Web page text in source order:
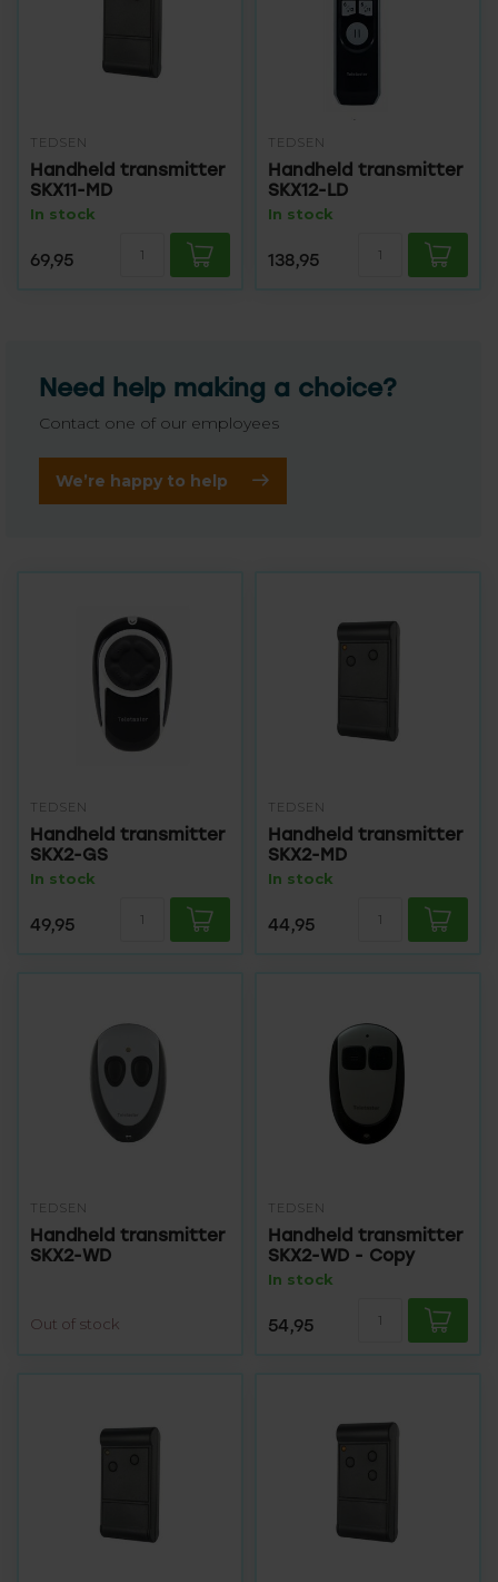
TEDSEN
Handheld transmitter
SKX11-MD
In stock
69,95
TEDSEN
Handheld transmitter
SKX12-LD
In stock
138,95
Need help making a choice?
Contact one of our employees
We’re happy to help
TEDSEN
Handheld transmitter
SKX2-GS
In stock
49,95
TEDSEN
Handheld transmitter
SKX2-MD
In stock
44,95
TEDSEN
Handheld transmitter
SKX2-WD
Out of stock
TEDSEN
Handheld transmitter
SKX2-WD - Copy
In stock
54,95